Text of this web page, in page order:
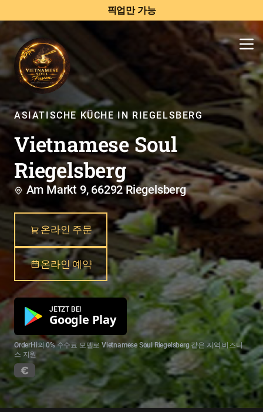
픽업만 가능
ASIATISCHE KÜCHE IN RIEGELSBERG
Vietnamese Soul
Riegelsberg
Am Markt 9, 66292 Riegelsberg
온라인 주문
온라인 예약
JETZT BEI
Google Play
OrderHi의 0% 수수료 모델로 Vietnamese Soul Riegelsberg 같은 지역 비즈니
스 지원